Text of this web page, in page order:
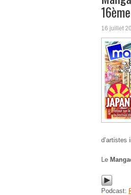
16 juillet
d’artistes
Le
Podcast: